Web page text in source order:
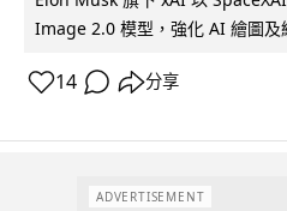
Image 2.0 模型，強化 AI 繪圖及
14 分享
ADVERTISEMENT